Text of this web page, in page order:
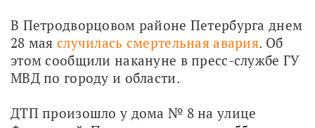
В Петродворцовом районе Петербурга днем
28 мая случилась смертельная авария. Об
этом сообщили накануне в пресс-службе ГУ
МВД по городу и области.
ДТП произошло у дома № 8 на улице